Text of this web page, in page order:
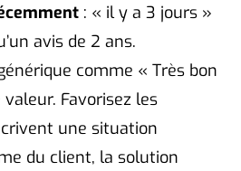
: « il y a 3 jours »
avis de 2 ans.
comme « Très bon
valeur. Favorisez les
une situation
du client, la solution